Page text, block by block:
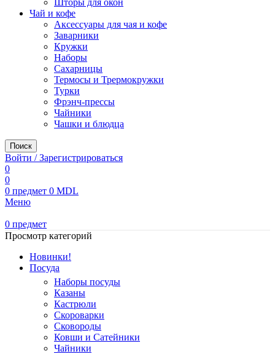
Шторы для окон
Чай и кофе
Аксессуары для чая и кофе
Заварники
Кружки
Наборы
Сахарницы
Термосы и Трермокружки
Турки
Фрэнч-прессы
Чайники
Чашки и блюдца
Поиск
Войти / Зарегистрироваться
0
0
0 предмет 0 MDL
Меню
0 предмет
Просмотр категорий
Новинки!
Посуда
Наборы посуды
Казаны
Кастрюли
Скороварки
Сковороды
Ковши и Сатейники
Чайники